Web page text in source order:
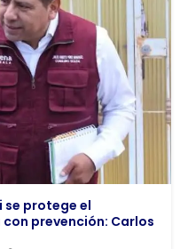
se protege el
prevención: Carlos